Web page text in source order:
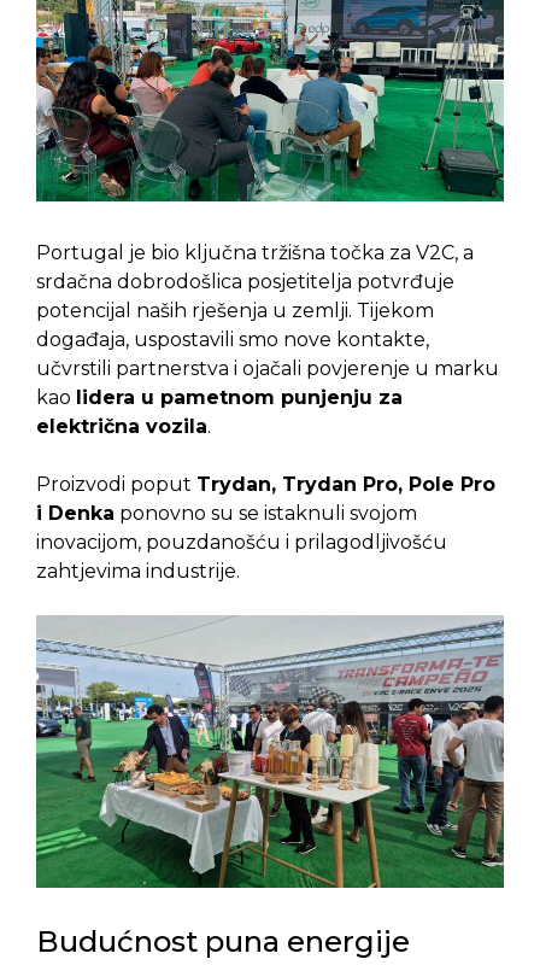
Portugal je bio ključna tržišna točka za V2C, a
srdačna dobrodošlica posjetitelja potvrđuje
potencijal naših rješenja u zemlji. Tijekom
događaja, uspostavili smo nove kontakte,
učvrstili partnerstva i ojačali povjerenje u marku
kao lidera u pametnom punjenju za
električna vozila.
Proizvodi poput Trydan, Trydan Pro, Pole Pro
i Denka ponovno su se istaknuli svojom
inovacijom, pouzdanošću i prilagodljivošću
zahtjevima industrije.
Budućnost puna energije